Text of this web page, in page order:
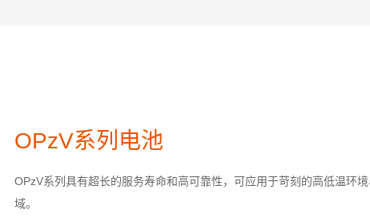
OPzV系列电池
OPzV系列具有超长的服务寿命和高可靠性，可应用于苛刻的高低温环
域。